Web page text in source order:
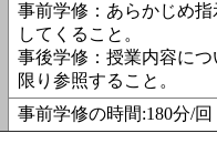
事前学修：あらかじめ
してくること。
事後学修：授業内容に
限り参照すること。
事前学修の時間:180